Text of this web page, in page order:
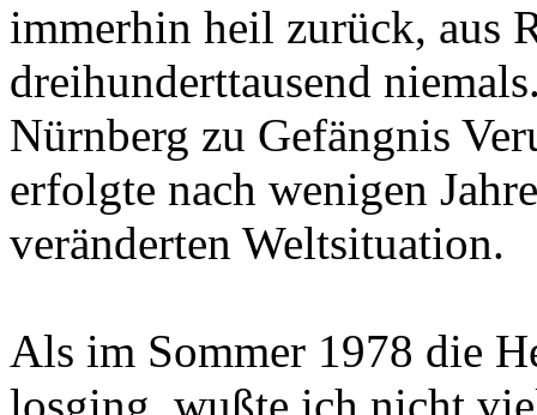
immerhin heil zurück, aus
dreihunderttausend
Nürnberg zu Gefängnis
erfolgte nach wenigen
veränderten Weltsituation.
Als im Sommer 1978 die